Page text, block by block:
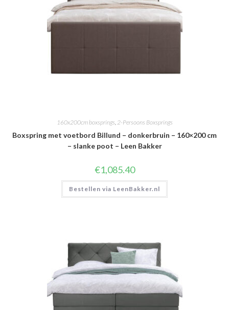
160x200cm boxsprings,2-Persoons Boxsprings
Boxspring met voetbord Billund – donkerbruin – 160×200 cm
– slanke poot – Leen Bakker
€1,085.40
Bestellen via LeenBakker.nl